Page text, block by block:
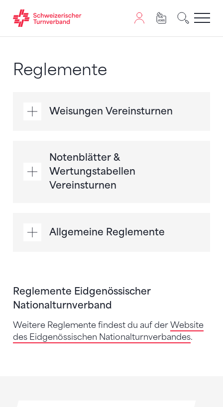
Reglemente
Weisungen Vereinsturnen
Notenblätter &
Wertungstabellen
Vereinsturnen
Allgemeine Reglemente
Reglemente Eidgenössischer
Nationalturnverband
Weitere Reglemente findest du auf der Website
des Eidgenössischen Nationalturnverbandes.